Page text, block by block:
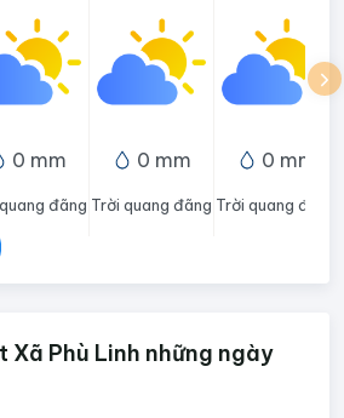
0 mm
quang đãng
0 mm
Trời quang đãng
0 mm
Trời quang đãng
Xã Phù Linh những ngày